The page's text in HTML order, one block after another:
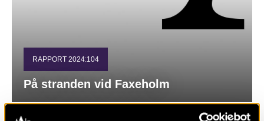
RAPPORT 2024:104
På stranden vid Faxeholm